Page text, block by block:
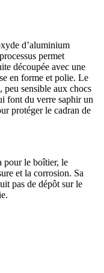
d’aluminium
permet
découpée avec une
en forme et polie. Le
peu sensible aux chocs
font du verre saphir un
protéger le cadran de
pour le boîtier, le
et la corrosion. Sa
pas de dépôt sur le